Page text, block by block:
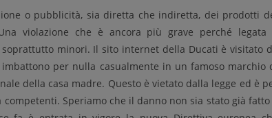
o pubblicità, sia diretta che indiretta, dei prodotti
violazione che è ancora più grave perché legata
minori. Il sito internet della Ducati è visitato
per nulla casualmente in un famoso marchio
della casa madre. Questo è vietato dalla legge ed è
Speriamo che il danno non sia stato già fatto